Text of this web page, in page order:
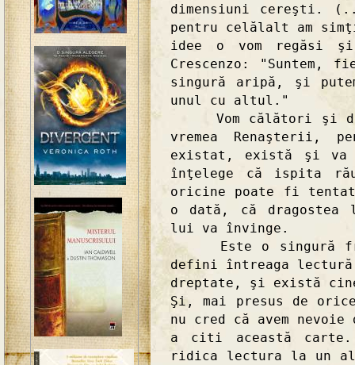
dimensiuni cereşti.
pentru celălalt am
idee o vom regăsi
Crescenzo:
singură aripă, şi
unul cu altul."
Vom călători şi de
vremea Renaşterii,
existat, există şi va
înţelege că ispita
oricine poate fi
o dată, că dragostea
lui va învinge.
Este o singură
defini întreaga
dreptate, şi există
Şi, mai presus de
nu cred că avem nevoie
a citi această carte.
ridica lectura la un